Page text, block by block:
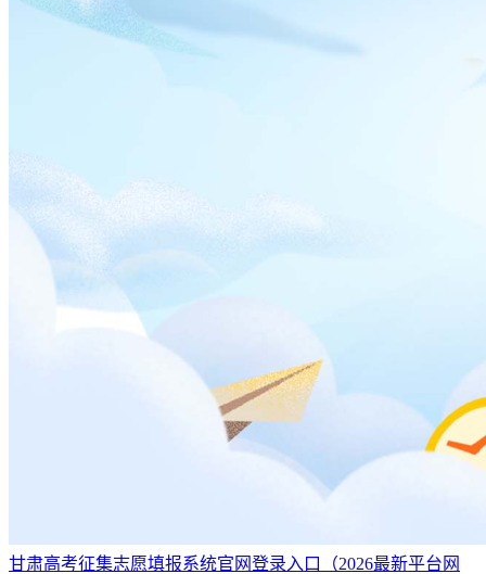
甘肃高考征集志愿填报系统官网登录入口（2026最新平台网